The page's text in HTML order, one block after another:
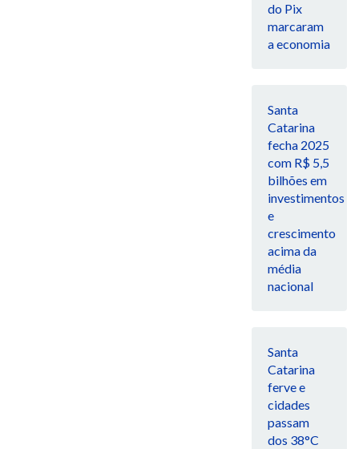
do Pix
marcaram
a economia
Santa
Catarina
fecha 2025
com R$ 5,5
bilhões em
investimentos
e
crescimento
acima da
média
nacional
Santa
Catarina
ferve e
cidades
passam
dos 38°C